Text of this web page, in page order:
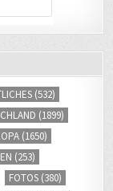
(532)
(1899)
(1650)
(253)
FOTOS
(721)